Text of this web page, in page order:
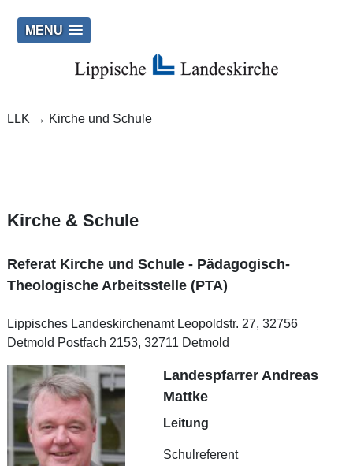
MENU
LLK → Kirche und Schule
Kirche & Schule
Referat Kirche und Schule - Pädagogisch-
Theologische Arbeitsstelle (PTA)
Lippisches Landeskirchenamt Leopoldstr. 27, 32756
Detmold Postfach 2153, 32711 Detmold
Landespfarrer Andreas
Mattke
Leitung
Schulreferent